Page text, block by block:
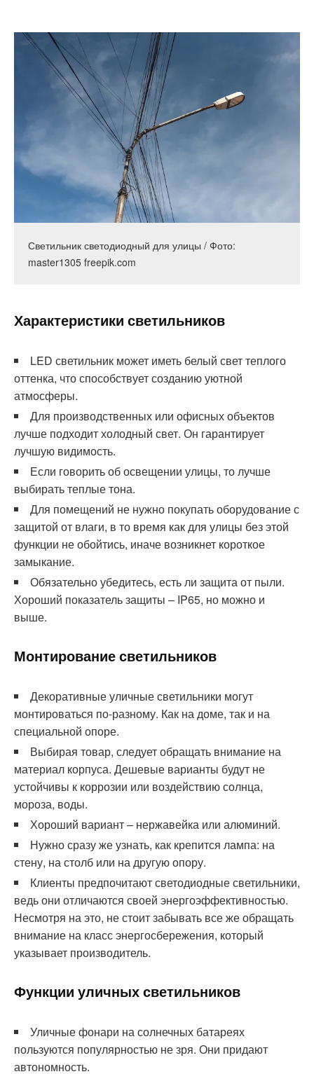
Светильник светодиодный для улицы / Фото:
master1305 freepik.com
Характеристики светильников
LED светильник может иметь белый свет теплого
оттенка, что способствует созданию уютной
атмосферы.
Для производственных или офисных объектов
лучше подходит холодный свет. Он гарантирует
лучшую видимость.
Если говорить об освещении улицы, то лучше
выбирать теплые тона.
Для помещений не нужно покупать оборудование с
защитой от влаги, в то время как для улицы без этой
функции не обойтись, иначе возникнет короткое
замыкание.
Обязательно убедитесь, есть ли защита от пыли.
Хороший показатель защиты – IP65, но можно и
выше.
Монтирование светильников
Декоративные уличные светильники могут
монтироваться по-разному. Как на доме, так и на
специальной опоре.
Выбирая товар, следует обращать внимание на
материал корпуса. Дешевые варианты будут не
устойчивы к коррозии или воздействию солнца,
мороза, воды.
Хороший вариант – нержавейка или алюминий.
Нужно сразу же узнать, как крепится лампа: на
стену, на столб или на другую опору.
Клиенты предпочитают светодиодные светильники,
ведь они отличаются своей энергоэффективностью.
Несмотря на это, не стоит забывать все же обращать
внимание на класс энергосбережения, который
указывает производитель.
Функции уличных светильников
Уличные фонари на солнечных батареях
пользуются популярностью не зря. Они придают
автономность.